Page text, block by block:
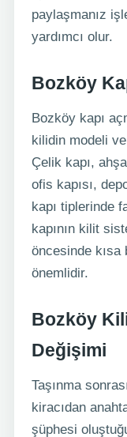
paylaşmanız
yardımcı olur.
Bozköy
Bozköy kapı
kilidin modeli ve
Çelik kapı,
ofis kapısı,
kapı tiplerinde
kapının kilit
öncesinde kısa
önemlidir.
Bozköy
Değişimi
Taşınma
kiracıdan
şüphesi